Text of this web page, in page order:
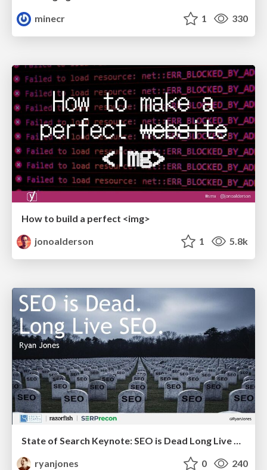
minecr
1 330
How to build a perfect <img>
jonoalderson
1 5.8k
State of Search Keynote: SEO is Dead Long Live SEO
ryanjones
0 240